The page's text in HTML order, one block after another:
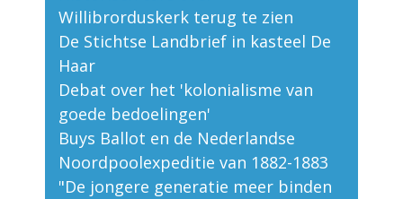
Willibrorduskerk terug te zien
De Stichtse Landbrief in kasteel De
Haar
Debat over het 'kolonialisme van
goede bedoelingen'
Buys Ballot en de Nederlandse
Noordpoolexpeditie van 1882-1883
"De jongere generatie meer binden